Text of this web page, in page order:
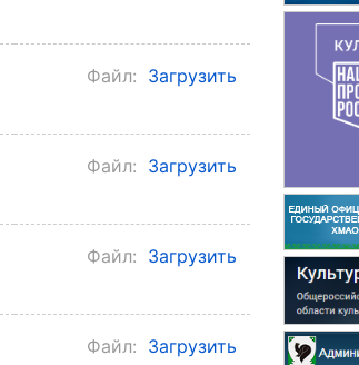
Файл: Загрузить
Файл: Загрузить
Файл: Загрузить
Файл: Загрузить